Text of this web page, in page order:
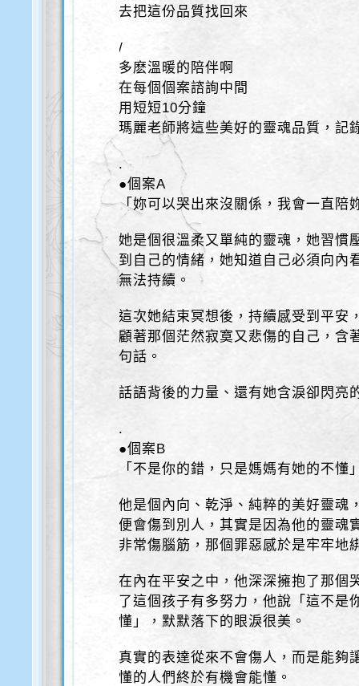
去把這份品質找回來
/
多麽溫暖的陪伴啊
在每個個案諮詢中間
用短短10分鐘
瑪麗老師將這些美好的靈魂品質，記
.
●個案A
「妳可以哭出來沒關係，我會一直陪
她是個很溫柔又單純的靈魂，她習慣
到自己的情緒，她知道自己必須向內
無法持續。
這次她結束冥想後，持續感受到平安
顧著那個茫然寂寞又悲傷的自己，含
句話。
話語背後的力量、還有她含淚卻閃亮
.
●個案B
「不是你的錯，只是媽媽有她的不懂
他是個內向、乾淨、純粹的美好靈魂
便會傷到別人，其實是因為他的靈魂
非常傷腦筋，那個罪惡感於是牢牢地
在內在平安之中，他深深擁抱了那個
了這個孩子有多努力，他說「這不是
懂」，默默落下的眼淚很美。
真實的表達從來不會傷人，而是能夠
懂的人們終於有機會能懂。